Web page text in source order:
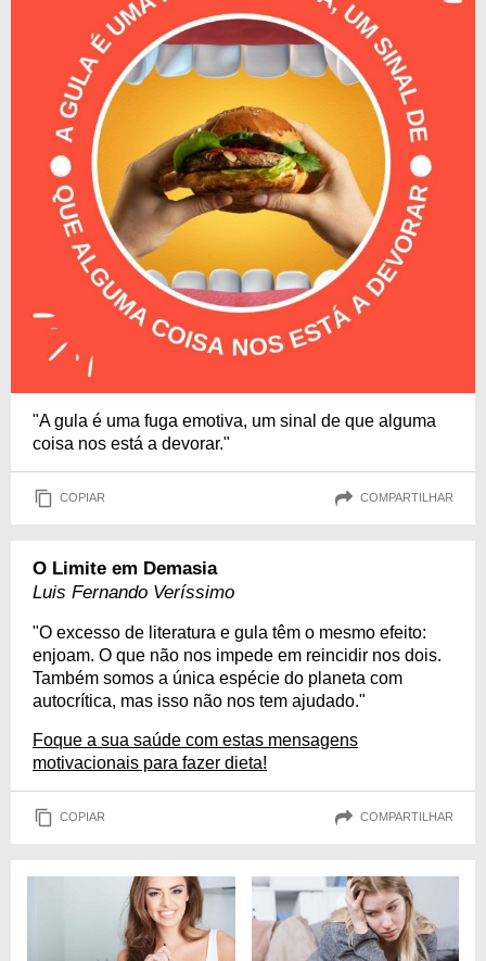
"A gula é uma fuga emotiva, um sinal de que alguma
coisa nos está a devorar."
COPIAR COMPARTILHAR
O Limite em Demasia
Luis Fernando Veríssimo
"O excesso de literatura e gula têm o mesmo efeito:
enjoam. O que não nos impede em reincidir nos dois.
Também somos a única espécie do planeta com
autocrítica, mas isso não nos tem ajudado."
Foque a sua saúde com estas mensagens
motivacionais para fazer dieta!
COPIAR COMPARTILHAR